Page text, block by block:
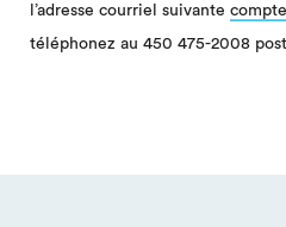
l’adresse courriel suivante
téléphonez au 450 475-2008